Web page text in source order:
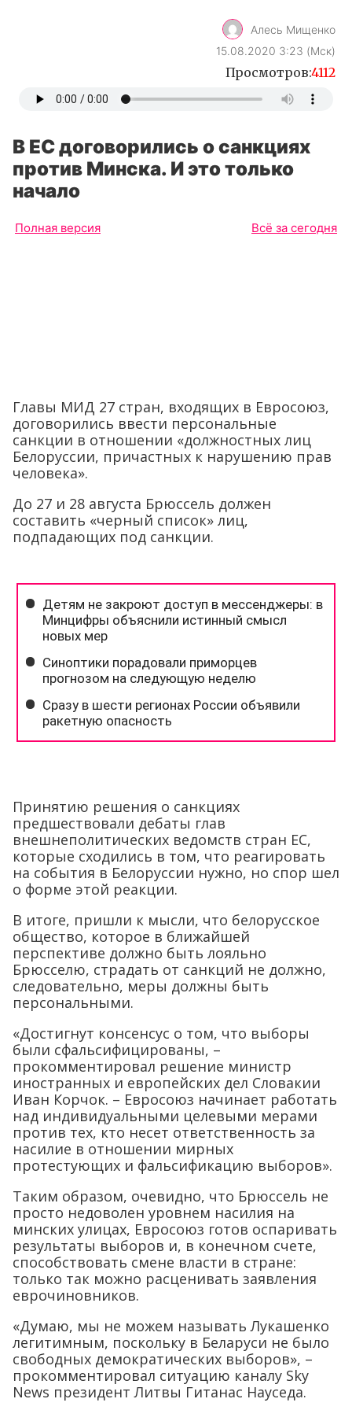
Алесь Мищенко
15.08.2020 3:23 (Мск)
Просмотров:4112
В ЕС договорились о санкциях
против Минска. И это только
начало
Полная версия Всё за сегодня
Главы МИД 27 стран, входящих в Евросоюз,
договорились ввести персональные
санкции в отношении «должностных лиц
Белоруссии, причастных к нарушению прав
человека».
До 27 и 28 августа Брюссель должен
составить «черный список» лиц,
подпадающих под санкции.
Принятию решения о санкциях
предшествовали дебаты глав
внешнеполитических ведомств стран ЕС,
которые сходились в том, что реагировать
на события в Белоруссии нужно, но спор шел
о форме этой реакции.
В итоге, пришли к мысли, что белорусское
общество, которое в ближайшей
перспективе должно быть лояльно
Брюсселю, страдать от санкций не должно,
следовательно, меры должны быть
персональными.
«Достигнут консенсус о том, что выборы
были сфальсифицированы, –
прокомментировал решение министр
иностранных и европейских дел Словакии
Иван Корчок. – Евросоюз начинает работать
над индивидуальными целевыми мерами
против тех, кто несет ответственность за
насилие в отношении мирных
протестующих и фальсификацию выборов».
Таким образом, очевидно, что Брюссель не
просто недоволен уровнем насилия на
минских улицах, Евросоюз готов оспаривать
результаты выборов и, в конечном счете,
способствовать смене власти в стране:
только так можно расценивать заявления
еврочиновников.
«Думаю, мы не можем называть Лукашенко
легитимным, поскольку в Беларуси не было
свободных демократических выборов», –
прокомментировал ситуацию каналу Sky
News президент Литвы Гитанас Науседа.